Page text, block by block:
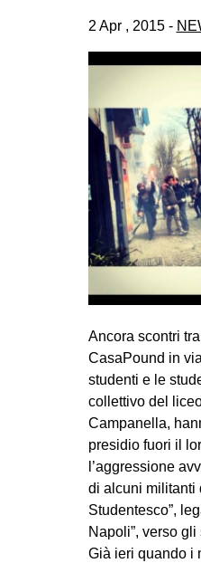
2 Apr , 2015 -
Ancora scontri
CasaPound in
studenti e le
collettivo del
Campanella,
presidio fuori il
l’aggressione
di alcuni militanti
Studentesco”,
Napoli”, verso
Già ieri quando i